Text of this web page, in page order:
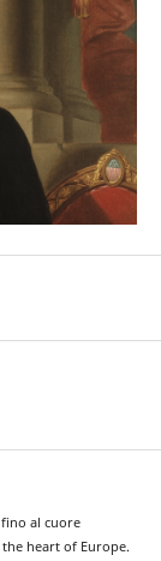
fino al cuore
heart of Europe.